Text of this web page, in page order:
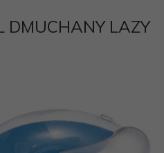
DMUCHANY LAZY